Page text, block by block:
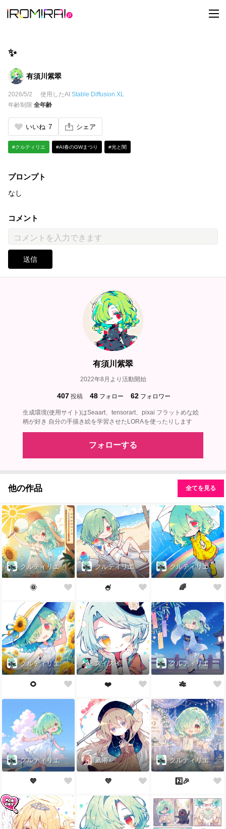
t
o
✨
有須川紫翠
2026/5/2 使用したAI Stable Diffusion XL
年齢制限 全年齢
いいね 7 シェア
#クルティリエ #AI春のGWまつり #光と闇
プロンプト
なし
コメント
送信
有須川紫翠
2022年8月より活動開始
407 投稿 48 フォロー 62 フォロワー
生成環境(使用サイト)はSeaart、tensorart、pixai フラットめな絵
柄が好き 自分の手描き絵を学習させたLORAを使ったりします
フォローする
他の作品 全てを見る
クルティリエ
🌞
クルティリエ
🍧
クルティリエ
🌈
クルティリエ
🌻
スイスイ
❤️
クルティリエ
🎋
クルティリエ
💙
凪雨
💜‪
クルティリエ
2️⃣🎉